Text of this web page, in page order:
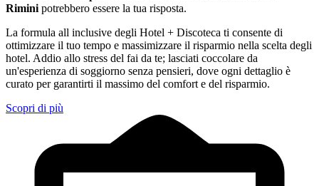
Rimini potrebbero essere la tua risposta.
La formula all inclusive degli Hotel + Discoteca ti consente di
ottimizzare il tuo tempo e massimizzare il risparmio nella scelta degli
hotel. Addio allo stress del fai da te; lasciati coccolare da
un'esperienza di soggiorno senza pensieri, dove ogni dettaglio è
curato per garantirti il massimo del comfort e del risparmio.
Scopri di più